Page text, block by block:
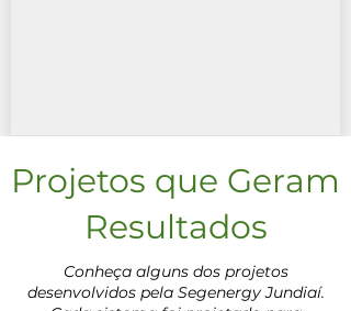
Projetos que Geram
Resultados
Conheça alguns dos projetos
desenvolvidos pela Segenergy Jundiaí.